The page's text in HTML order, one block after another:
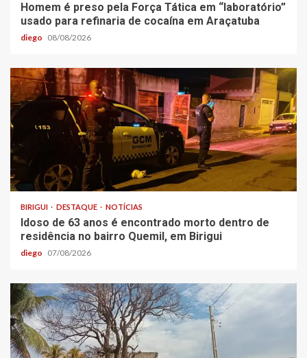
Homem é preso pela Força Tática em “laboratório”
usado para refinaria de cocaína em Araçatuba
diego 08/08/2026
BIRIGUI DESTAQUE NOTÍCIAS
Idoso de 63 anos é encontrado morto dentro de
residência no bairro Quemil, em Birigui
diego 07/08/2026